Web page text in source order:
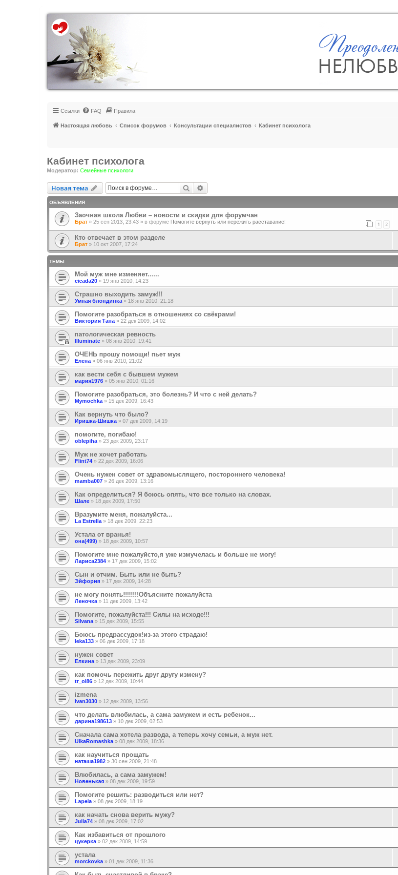
Регистрация
Ссылки FAQ Правила
Настоящая любовь Список форумов Консультации специалистов Кабинет психолога
Кабинет психолога
Модератор: Семейные психологи
Новая тема
Новаятема Поиск
ОБЪЯВЛЕНИЯ
Заочная школа Любви – новости и скидки для форумчан
Брат » 25 сен 2013, 23:43 » в форуме Помогите вернуть или пережить расставание! 1 2
Кто отвечает в этом разделе
Брат » 10 окт 2007, 17:24
ТЕМЫ
Мой муж мне изменяет......
cicada20 » 19 янв 2010, 14:23
Страшно выходить замуж!!!
Умная блондинка » 18 янв 2010, 21:18
Помогите разобраться в отношениях со свёкрами!
Виктория Тана » 22 дек 2009, 14:02
патологическая ревность
Illuminate » 08 янв 2010, 19:41
ОЧЕНЬ прошу помощи! пьет муж
Eлена » 06 янв 2010, 21:02
как вести себя с бывшем мужем
мария1976 » 05 янв 2010, 01:16
Помогите разобраться, это болезнь? И что с ней делать?
Mymochka » 15 дек 2009, 16:43
Как вернуть что было?
Иришка-Шишка » 07 дек 2009, 14:19
помогите, погибаю!
oblepiha » 23 дек 2009, 23:17
Муж не хочет работать
Flint74 » 22 дек 2009, 16:06
Очень нужен совет от здравомыслящего, постороннего человека!
mamba007 » 26 дек 2009, 13:16
Как определиться? Я боюсь опять, что все только на словах.
Шале » 18 дек 2009, 17:50
Вразумите меня, пожалуйста...
La Estrella » 18 дек 2009, 22:23
Устала от вранья!
она(499) » 18 дек 2009, 10:57
Помогите мне пожалуйсто,я уже измучелась и больше не могу!
Лариса2384 » 17 дек 2009, 15:02
Сын и отчим. Быть или не быть?
Эйфория » 17 дек 2009, 14:28
не могу понять!!!!!!!!Объясните пожалуйста
Леночка » 11 дек 2009, 13:42
Помогите, пожалуйста!!! Силы на исходе!!!
Silvana » 15 дек 2009, 15:55
Боюсь предрассудок!из-за этого страдаю!
leka133 » 06 дек 2009, 17:18
нужен совет
Елкина » 13 дек 2009, 23:09
как помочь пережить друг другу измену?
tr_ol86 » 12 дек 2009, 10:44
izmena
ivan3030 » 12 дек 2009, 13:56
что делать влюбилась, а сама замужем и есть ребенок...
дарина198613 » 10 дек 2009, 02:53
Сначала сама хотела развода, а теперь хочу семьи, а муж нет.
UlkaRomashka » 08 дек 2009, 18:36
как научиться прощать
наташа1982 » 30 сен 2009, 21:48
Влюбилась, а сама замужем!
Новенькая » 08 дек 2009, 19:59
Помогите решить: разводиться или нет?
Lapela » 08 дек 2009, 18:19
как начать снова верить мужу?
Julia74 » 08 дек 2009, 17:02
Как избавиться от прошлого
цукерка » 02 дек 2009, 14:59
устала
morckovka » 01 дек 2009, 11:36